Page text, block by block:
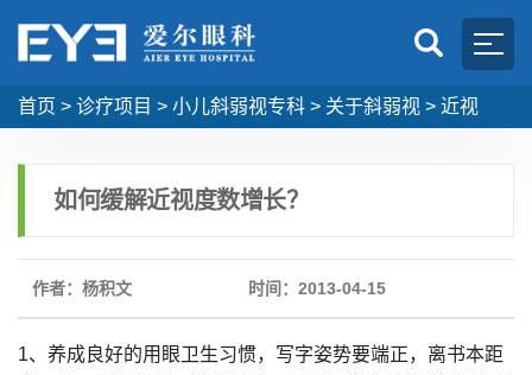
首页 > 诊疗项目 > 小儿斜弱视专科 > 关于斜弱视 > 近视
如何缓解近视度数增长？
作者：杨积文 时间：2013-04-15
1、养成良好的用眼卫生习惯，写字姿势要端正，离书本距